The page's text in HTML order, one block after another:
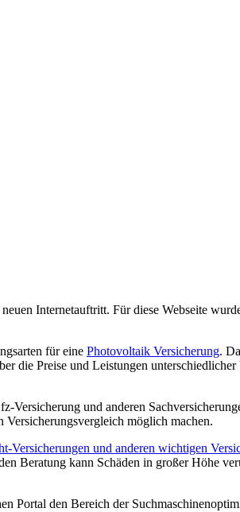
Internetauftritt. Für diese Webseite
für eine Photovoltaik Versicherung.
die Preise und Leistungen
und anderen
möglich machen.
Versicherungen und anderen wichtigen
Beratung kann Schäden in großer Höhe
Portal den Bereich der